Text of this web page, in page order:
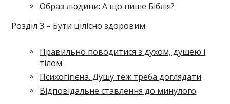
Образ людини: А що пише Біблія?
Розділ 3 – Бути цілісно здоровим
Правильно поводитися з духом, душею і
тілом
Психогігієна. Душу теж треба доглядати
Відповідальне ставлення до минулого